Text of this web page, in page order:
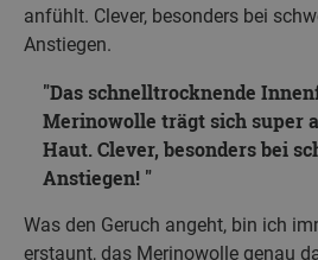
anfühlt. Clever, besonders bei
Anstiegen.
Das schnelltrocknende
Merinowolle trägt sich super
Haut. Clever, besonders bei
Anstiegen!
Was den Geruch angeht, bin ich
erstaunt, das Merinowolle genau